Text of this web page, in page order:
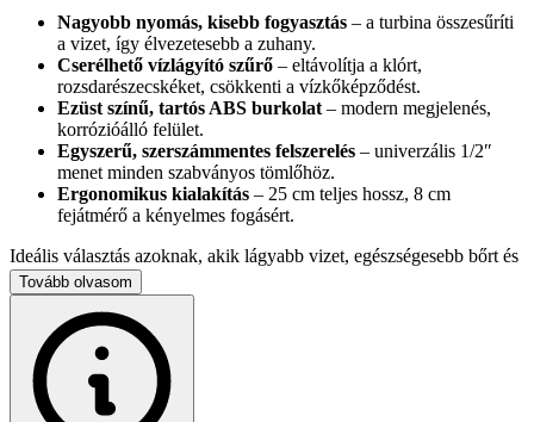
Nagyobb nyomás, kisebb fogyasztás – a turbina összesűríti
a vizet, így élvezetesebb a zuhany.
Cserélhető vízlágyító szűrő – eltávolítja a klórt,
rozsdarészecskéket, csökkenti a vízkőképződést.
Ezüst színű, tartós ABS burkolat – modern megjelenés,
korrózióálló felület.
Egyszerű, szerszámmentes felszerelés – univerzális 1/2″
menet minden szabványos tömlőhöz.
Ergonomikus kialakítás – 25 cm teljes hossz, 8 cm
fejátmérő a kényelmes fogásért.
Ideális választás azoknak, akik lágyabb vizet, egészségesebb bőrt és
hosszabb élettartamú csaptelepeket szeretnének, miközben
csökkentik a havi költségeket.
Doboz tartalma:
1 db turbószűrős zuhanyfej cserélhető szűrővel
Tovább olvasom